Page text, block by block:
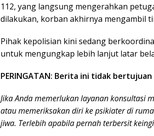
112, yang langsung mengerahkan
dilakukan, korban akhirnya mengambil
Pihak kepolisian kini sedang
untuk mengungkap lebih lanjut latar
PERINGATAN: Berita ini tidak
Jika Anda memerlukan layanan konsultasi
atau memeriksakan diri ke psikiater di
jiwa. Terlebih apabila pernah terbersit